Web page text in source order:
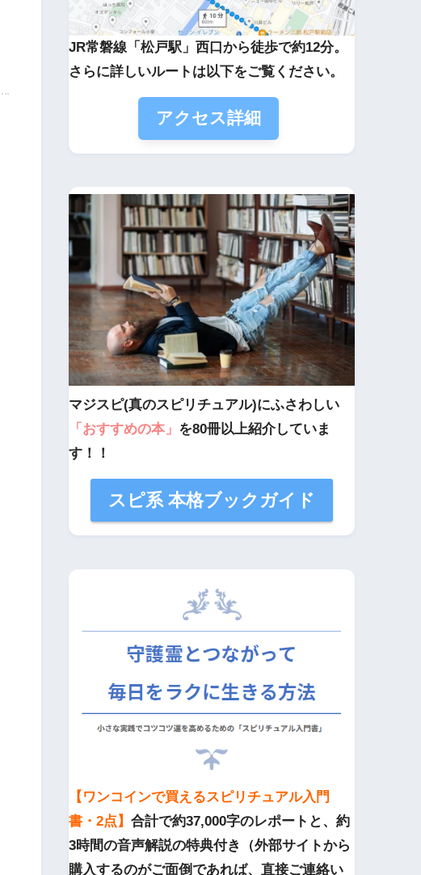
JR常磐線「松戸駅」西口から徒歩で約12分。
さらに詳しいルートは以下をご覧ください。
アクセス詳細
マジスピ(真のスピリチュアル)にふさわしい
「おすすめの本」 を80冊以上紹介していま
す！！
スピ系 本格ブックガイド
【ワンコインで買えるスピリチュアル入門
書・2点】 合計で約37,000字のレポートと、約
3時間の音声解説の特典付き（外部サイトから
購入するのがご面倒であれば、直接ご連絡い